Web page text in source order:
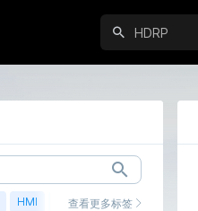
HMI 鸿蒙查看更多标签